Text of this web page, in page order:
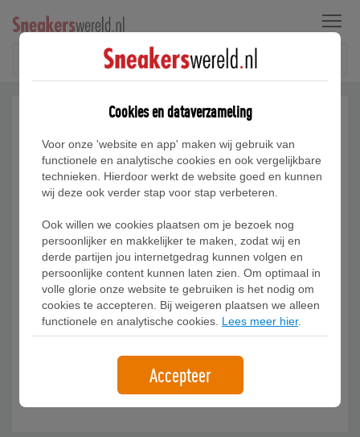
Menu
Cookies en dataverzameling
Voor onze 'website en app' maken wij gebruik van
functionele en analytische cookies en ook vergelijkbare
technieken. Hierdoor werkt de website goed en kunnen
wij deze ook verder stap voor stap verbeteren.
Ook willen we cookies plaatsen om je bezoek nog
persoonlijker en makkelijker te maken, zodat wij en
derde partijen jou internetgedrag kunnen volgen en
persoonlijke content kunnen laten zien. Om optimaal in
volle glorie onze website te gebruiken is het nodig om
cookies te accepteren. Bij weigeren plaatsen we alleen
functionele en analytische cookies. Lees meer hier.
Accepteer